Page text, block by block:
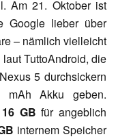
Am 21. Oktober ist
Google lieber über
– nämlich vielleicht
TuttoAndroid, die
5 durchsickern
mAh Akku geben.
16 GB für angeblich
internem Speicher